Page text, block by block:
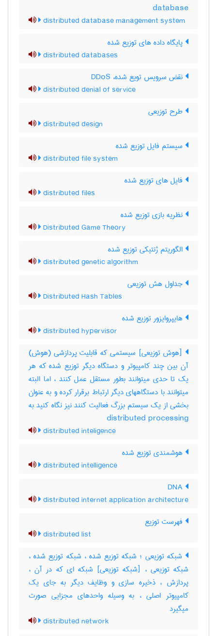
database
distributed database management system
پایگاه داده های توزیع شده
distributed databases
نقض سرویس تویع شده، DDoS
distributed denial of service
طرح توزیعی
distributed design
سیستم فایل توزیع شده
distributed file system
فایل های توزیع شده
distributed files
نظریه بازی توزیع شده
Distributed Game Theory
الگوریتم ژنتیکی توزیع شده
distributed genetic algorithm
جداول هش توزیعی
Distributed Hash Tables
هایپروایزور توزیع شده
distributed hypervisor
[هوش توزیعی] سیستمی که قابلیت پردازشی (هوش)
آن بین چند کامپیوتر و دستگاه دیگر توزیع شده که هر
یک تا حدی میتوانند بطور مستقل عمل کنند ، اما البته
میتوانند با دستگاههای دیگر ارتباط برقرار کرده و به عنوان
بخشی از یک سیستم بزرگ فعالیت کنند نیز نگاه کنید به
‎ distributed processing
distributed inteligence
هوشمندی توزیع شده
distributed intelligence
distributed internet application architecture
فهرست توزیع
distributed list
شبکه توزیعی ؛ شبکه توزیع شده ، شبکه توزیع شده ،
شبکه توزیعی ، [شبکه توزیعی] شبکه ای که در آن ،
پردازش ، ذخیره سازی و وظایف دیگر به جای یک
کامپیوتر اصلی ، به وسیله واحدهای مجزایی صورت
میگیرد
distributed network